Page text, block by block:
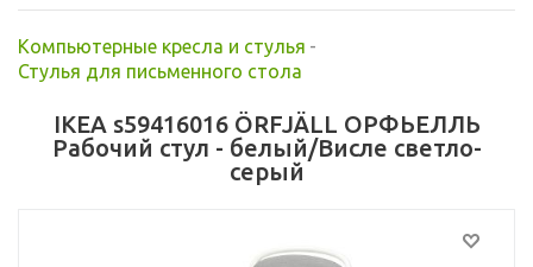
Компьютерные кресла и стулья -
Стулья для письменного стола
IKEA s59416016 ÖRFJÄLL ОРФЬЕЛЛЬ
Рабочий стул - белый/Висле светло-
серый